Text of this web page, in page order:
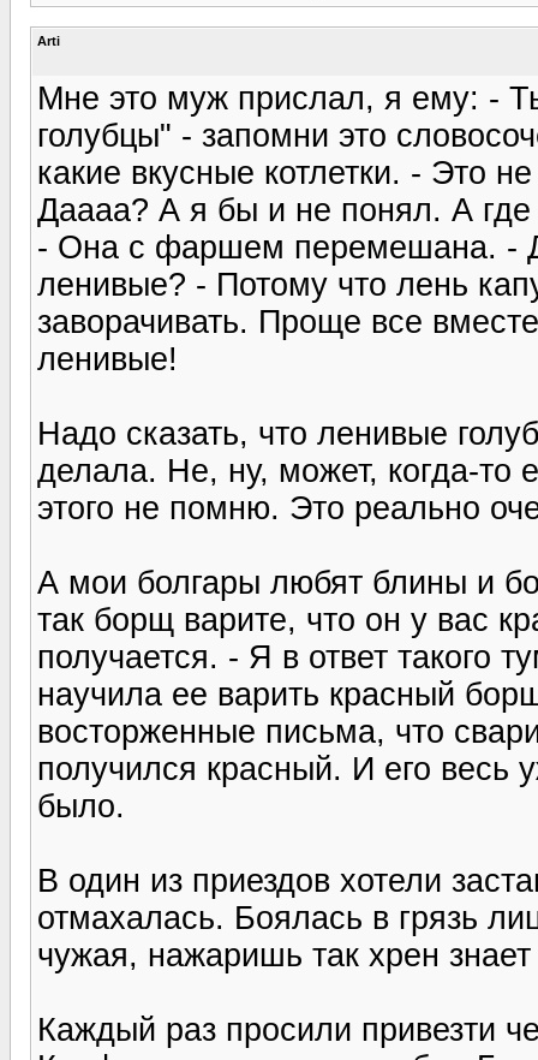
Arti
Мне это муж прислал, я ему: -
голубцы" - запомни это
какие вкусные котлетки. - Это
Даааа? А я бы и не понял. А где
- Она с фаршем перемешана. -
ленивые? - Потому что лень
заворачивать. Проще все
ленивые!
Надо сказать, что ленивые
делала. Не, ну, может, когда-
этого не помню. Это реально
А мои болгары любят блины и
так борщ варите, что он у вас
получается. - Я в ответ такого
научила ее варить красный
восторженные письма, что
получился красный. И его весь
было.
В один из приездов хотели
отмахалась. Боялась в грязь
чужая, нажаришь так хрен
Каждый раз просили привезти